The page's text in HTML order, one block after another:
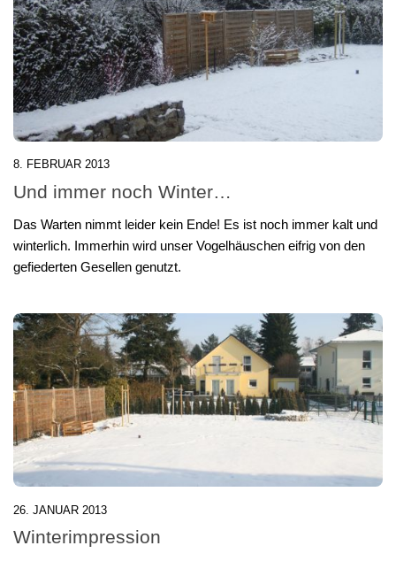
8. FEBRUAR 2013
Und immer noch Winter…
Das Warten nimmt leider kein Ende! Es ist noch immer kalt und
winterlich. Immerhin wird unser Vogelhäuschen eifrig von den
gefiederten Gesellen genutzt.
26. JANUAR 2013
Winterimpression